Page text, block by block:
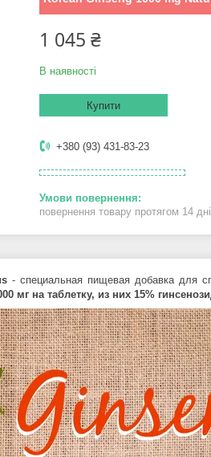
1 045 ₴
В наявності
Купити
+380 (93) 431-83-23
повернення товару протягом 14
- специальная пищевая добавка для
мг на таблетку, из них 15%